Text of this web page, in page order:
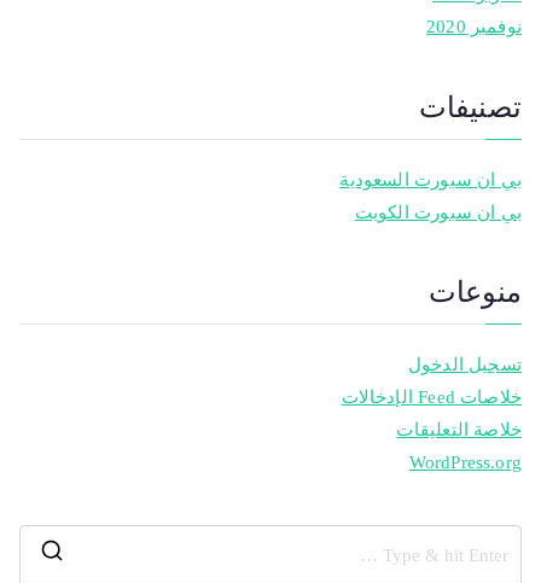
نوفمبر 2020
تصنيفات
بي ان سبورت السعودية
بي ان سبورت الكويت
منوعات
تسجيل الدخول
خلاصات Feed الإدخالات
خلاصة التعليقات
WordPress.org